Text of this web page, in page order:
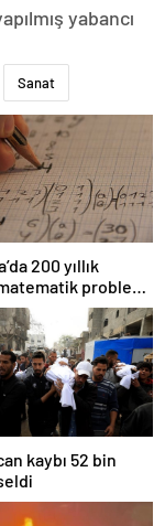
yabancı
Sanat
200 yıllık
problemi
kaybı 52 bin